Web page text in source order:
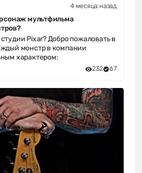
4 месяца назад
мультфильма
Pixar? Добро пожаловать в
характером:
232 67